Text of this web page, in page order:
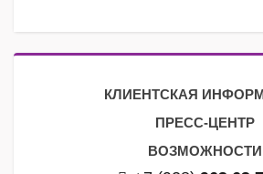
КЛИЕНТСКАЯ
ПРЕСС-ЦЕНТР
ВОЗМОЖНОСТИ